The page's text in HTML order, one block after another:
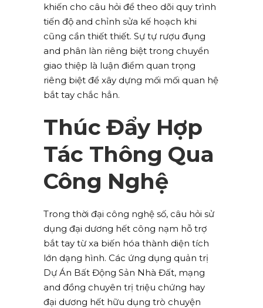
khiến cho câu hỏi để theo dõi quy trình
tiến độ and chỉnh sửa kế hoạch khi
cũng cần thiết thiết. Sự tự rượu đụng
and phân làn riêng biệt trong chuyển
giao thiệp là luận điểm quan trọng
riêng biệt để xây dựng mối mối quan hệ
bắt tay chắc hẳn.
Thúc Đẩy Hợp
Tác Thông Qua
Công Nghệ
Trong thời đại công nghệ số, câu hỏi sử
dụng đại dương hết công nạm hỗ trợ
bắt tay từ xa biến hóa thành diện tích
lớn dạng hình. Các ứng dụng quản trị
Dự Án Bất Động Sản Nhà Đất, mạng
and đồng chuyên trị triệu chứng hay
đại dương hết hữu dụng trò chuyện